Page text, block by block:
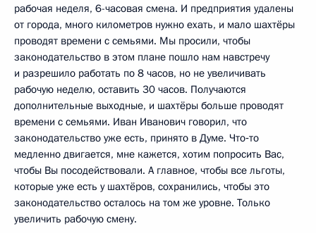
рабочая неделя, 6-часовая смена. И предприятия удалены
от города, много километров нужно ехать, и мало шахтёры
проводят времени с семьями. Мы просили, чтобы
законодательство в этом плане пошло нам навстречу
и разрешило работать по 8 часов, но не увеличивать
рабочую неделю, оставить 30 часов. Получаются
дополнительные выходные, и шахтёры больше проводят
времени с семьями. Иван Иванович говорил, что
законодательство уже есть, принято в Думе. Что‑то
медленно двигается, мне кажется, хотим попросить Вас,
чтобы Вы посодействовали. А главное, чтобы все льготы,
которые уже есть у шахтёров, сохранились, чтобы это
законодательство осталось на том же уровне. Только
увеличить рабочую смену.